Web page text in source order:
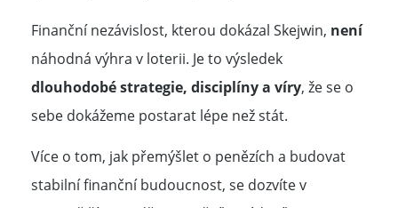
Finanční nezávislost, kterou dokázal Skejwin, není
náhodná výhra v loterii. Je to výsledek
dlouhodobé strategie, disciplíny a víry, že se o
sebe dokážeme postarat lépe než stát.
Více o tom, jak přemýšlet o penězích a budovat
stabilní finanční budoucnost, se dozvíte v